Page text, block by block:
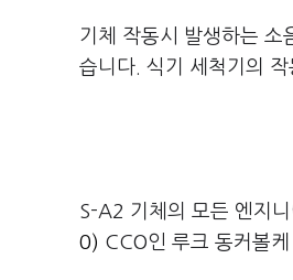
기체 작동시 발생하는
습니다. 식기 세척기의
S-A2 기체의 모든 엔지
0) CCO인 루크 동커볼